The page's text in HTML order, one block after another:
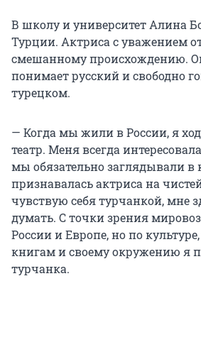
В школу и университет Алина
Турции. Актриса с уважением
смешанному происхождению.
понимает русский и свободно
турецком.
— Когда мы жили в России, я
театр. Меня всегда
мы обязательно заглядывали в
признавалась актриса на
чувствую себя турчанкой, мне
думать. С точки зрения
России и Европе, но по
книгам и своему окружению я
турчанка.